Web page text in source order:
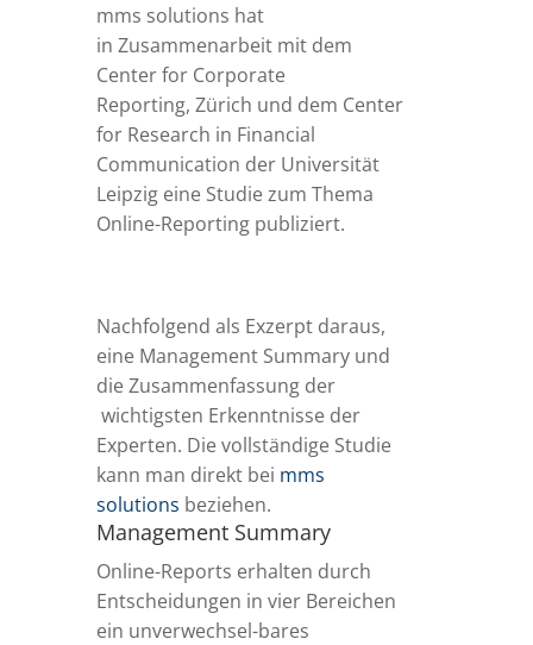
mms solutions hat
in Zusammenarbeit mit dem
Center for Corporate
Reporting, Zürich und dem Center
for Research in Financial
Communication der Universität
Leipzig eine Studie zum Thema
Online-Reporting publiziert.
Nachfolgend als Exzerpt daraus,
eine Management Summary und
die Zusammenfassung der
wichtigsten Erkenntnisse der
Experten. Die vollständige Studie
kann man direkt bei mms
solutions beziehen.
Management Summary
Online-Reports erhalten durch
Entscheidungen in vier Bereichen
ein unverwechsel-bares